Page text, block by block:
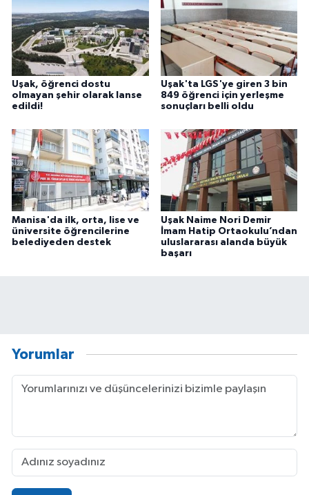
Uşak, öğrenci dostu
olmayan şehir olarak lanse
edildi!
Uşak'ta LGS'ye giren 3 bin
849 öğrenci için yerleşme
sonuçları belli oldu
Manisa'da ilk, orta, lise ve
üniversite öğrencilerine
belediyeden destek
Uşak Naime Nori Demir
İmam Hatip Ortaokulu’ndan
uluslararası alanda büyük
başarı
Yorumlar